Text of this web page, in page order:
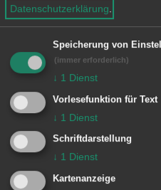
Kinder zwei Euro.
© Stadt Aalen, 21.09.2017
Datenschutzerklärung
Speicherung von
(immer erforderlich)
↓ 1 Dienst
Vorlesefunktion für Text
↓ 1 Dienst
Schriftdarstellung
↓ 1 Dienst
Kartenanzeige